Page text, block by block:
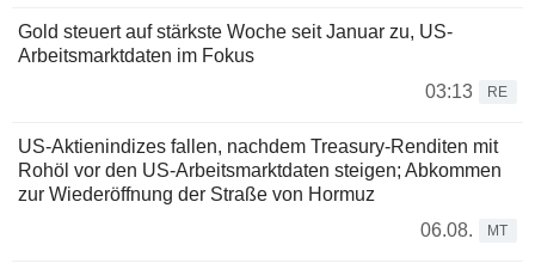
Gold steuert auf stärkste Woche seit Januar zu, US-
Arbeitsmarktdaten im Fokus
03:13
RE
US-Aktienindizes fallen, nachdem Treasury-Renditen mit
Rohöl vor den US-Arbeitsmarktdaten steigen; Abkommen
zur Wiederöffnung der Straße von Hormuz
06.08.
MT